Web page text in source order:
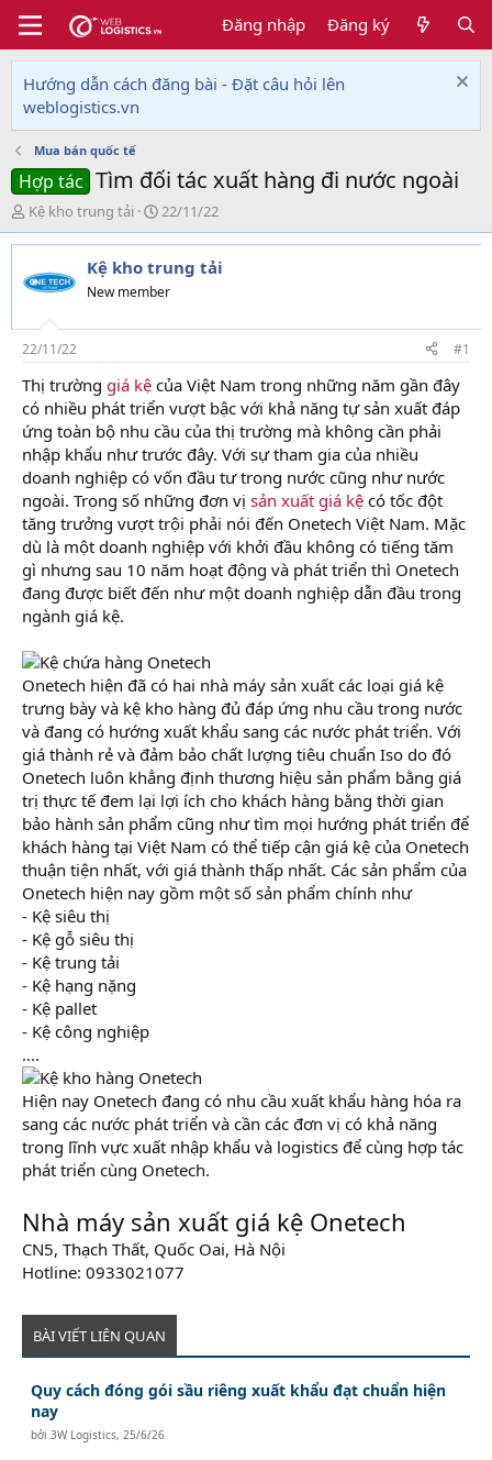
Đăng nhập Đăng ký
Hướng dẫn cách đăng bài - Đặt câu hỏi lên
weblogistics.vn
Mua bán quốc tế
Hợp tác Tìm đối tác xuất hàng đi nước ngoài
T
h
r
e
a
s
t
a
r
t
e
r
Kệ kho trung tải
N
g
à
y
g
i
22/11/22
Kệ kho trung tải
New member
22/11/22 #1
Thị trường giá kệ của Việt Nam trong những năm gần đây
có nhiều phát triển vượt bậc với khả năng tự sản xuất đáp
ứng toàn bộ nhu cầu của thị trường mà không cần phải
nhập khẩu như trước đây. Với sự tham gia của nhiều
doanh nghiệp có vốn đầu tư trong nước cũng như nước
ngoài. Trong số những đơn vị sản xuất giá kệ có tốc đột
tăng trưởng vượt trội phải nói đến Onetech Việt Nam. Mặc
dù là một doanh nghiệp với khởi đầu không có tiếng tăm
gì nhưng sau 10 năm hoạt động và phát triển thì Onetech
đang được biết đến như một doanh nghiệp dẫn đầu trong
ngành giá kệ.
Onetech hiện đã có hai nhà máy sản xuất các loại giá kệ
trưng bày và kệ kho hàng đủ đáp ứng nhu cầu trong nước
và đang có hướng xuất khẩu sang các nước phát triển. Với
giá thành rẻ và đảm bảo chất lượng tiêu chuẩn Iso do đó
Onetech luôn khẳng định thương hiệu sản phẩm bằng giá
trị thực tế đem lại lợi ích cho khách hàng bằng thời gian
bảo hành sản phẩm cũng như tìm mọi hướng phát triển để
khách hàng tại Việt Nam có thể tiếp cận giá kệ của Onetech
thuận tiện nhất, với giá thành thấp nhất. Các sản phẩm của
Onetech hiện nay gồm một số sản phẩm chính như
- Kệ siêu thị
- Kệ gỗ siêu thị
- Kệ trung tải
- Kệ hạng nặng
- Kệ pallet
- Kệ công nghiệp
....
Hiện nay Onetech đang có nhu cầu xuất khẩu hàng hóa ra
sang các nước phát triển và cần các đơn vị có khả năng
trong lĩnh vực xuất nhập khẩu và logistics để cùng hợp tác
phát triển cùng Onetech.
Nhà máy sản xuất giá kệ Onetech
CN5, Thạch Thất, Quốc Oai, Hà Nội
Hotline: 0933021077
BÀI VIẾT LIÊN QUAN
Quy cách đóng gói sầu riêng xuất khẩu đạt chuẩn hiện
nay
bởi3W Logistics, 25/6/26